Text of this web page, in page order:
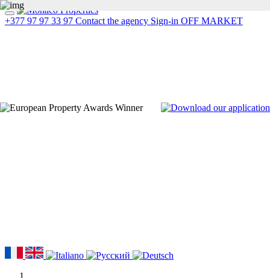
+377 97 97 33 97 Contact the agency Sign-in OFF MARKET